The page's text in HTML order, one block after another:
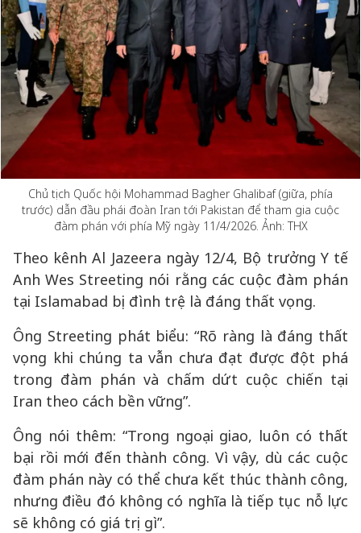
Chủ tịch Quốc hội Mohammad Bagher Ghalibaf (giữa, phía
trước) dẫn đầu phái đoàn Iran tới Pakistan để tham gia cuộc
đàm phán với phía Mỹ ngày 11/4/2026. Ảnh: THX
Theo kênh Al Jazeera ngày 12/4, Bộ trưởng Y tế
Anh Wes Streeting nói rằng các cuộc đàm phán
tại Islamabad bị đình trệ là đáng thất vọng.
Ông Streeting phát biểu: “Rõ ràng là đáng thất
vọng khi chúng ta vẫn chưa đạt được đột phá
trong đàm phán và chấm dứt cuộc chiến tại
Iran theo cách bền vững”.
Ông nói thêm: “Trong ngoại giao, luôn có thất
bại rồi mới đến thành công. Vì vậy, dù các cuộc
đàm phán này có thể chưa kết thúc thành công,
nhưng điều đó không có nghĩa là tiếp tục nỗ lực
sẽ không có giá trị gì”.